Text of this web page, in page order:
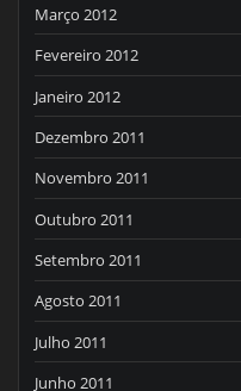
Março 2012
Fevereiro 2012
Janeiro 2012
Dezembro 2011
Novembro 2011
Outubro 2011
Setembro 2011
Agosto 2011
Julho 2011
Junho 2011